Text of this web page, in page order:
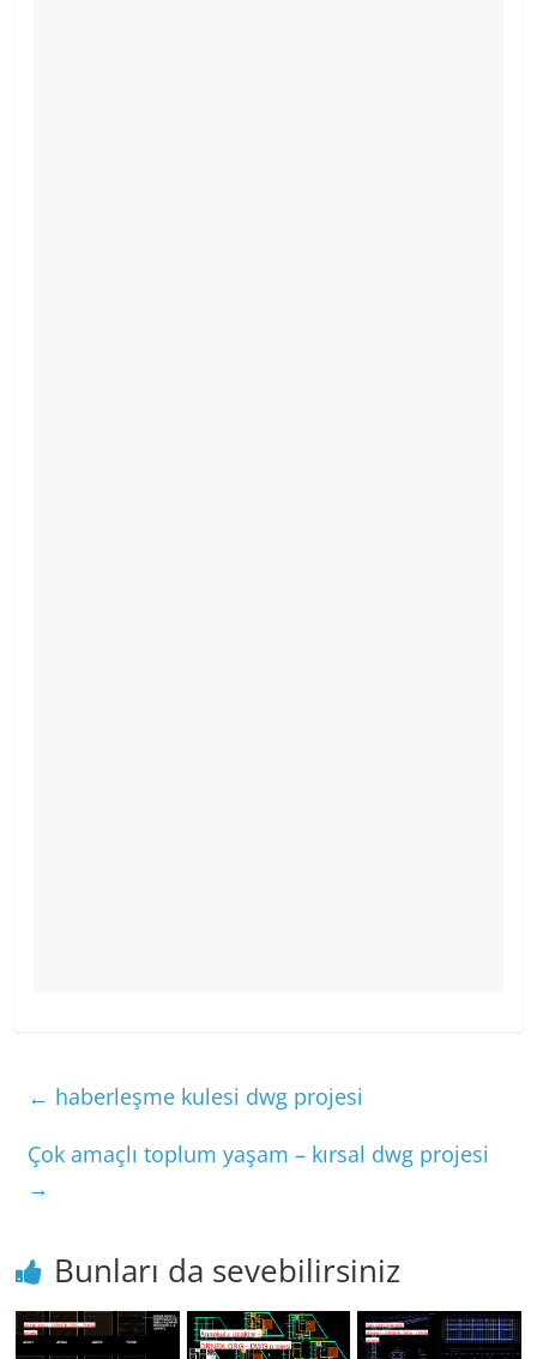
← haberleşme kulesi dwg projesi
Çok amaçlı toplum yaşam – kırsal dwg projesi
→
Bunları da sevebilirsiniz